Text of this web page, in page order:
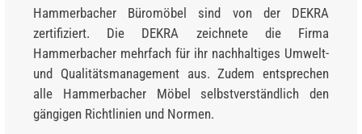
Hammerbacher Büromöbel sind von der DEKRA
zertifiziert. Die DEKRA zeichnete die Firma
Hammerbacher mehrfach für ihr nachhaltiges Umwelt-
und Qualitätsmanagement aus. Zudem entsprechen
alle Hammerbacher Möbel selbstverständlich den
gängigen Richtlinien und Normen.